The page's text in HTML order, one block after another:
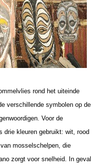
rond het uiteinde
verschillende symbolen op de
Voor de
drie kleuren gebruikt: wit, rood
mosselschelpen, die
zorgt voor snelheid. In geval